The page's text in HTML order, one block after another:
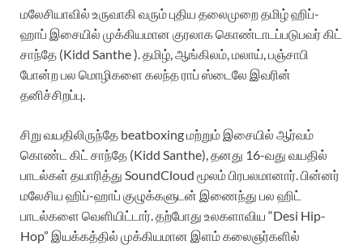
மலேசியாவில் உருவாகி வரும் புதிய தலைமுறை தமிழ் ஹிப்-
ஹாப் இசையில் முக்கியமான குரலாக கொண்டாடப்படுபவர் கிட்
சாந்தே (Kidd Santhe ). தமிழ், ஆங்கிலம், மலாய், பஞ்சாபி
போன்ற பல மொழிகளை கலந்த ராப் ஸ்டைலே இவரின்
தனிச்சிறப்பு.
சிறு வயதிலிருந்தே beatboxing மற்றும் இசையில் ஆர்வம்
கொண்ட கிட் சாந்தே (Kidd Santhe), தனது 16-வது வயதில்
பாடல்கள் தயாரித்து SoundCloud மூலம் பிரபலமானார். பின்னர்
மலேசிய ஹிப்-ஹாப் குழுக்களுடன் இணைந்து பல ஹிட்
பாடல்களை வெளியிட்டார். தற்போது உலகளாவிய “Desi Hip-
Hop” இயக்கத்தில் முக்கியமான இளம் கலைஞர்களில்